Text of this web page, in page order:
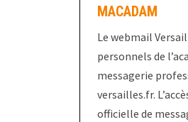
MACADAM
Le webmail
personnels de
messagerie
versailles.fr.
officielle de